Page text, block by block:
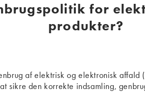
for
produkter?
af elektrisk og elektronisk
sikre den korrekte indsamling,